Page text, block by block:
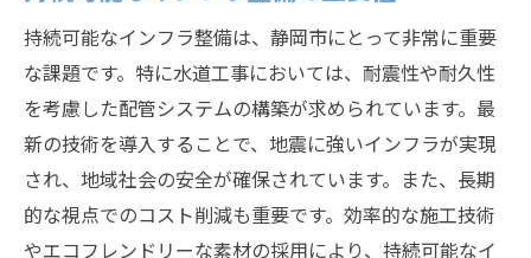
持続可能なインフラ整備は、静岡市にとって非常に重要
な課題です。特に水道工事においては、耐震性や耐久性
を考慮した配管システムの構築が求められています。最
新の技術を導入することで、地震に強いインフラが実現
され、地域社会の安全が確保されています。また、長期
的な視点でのコスト削減も重要です。効率的な施工技術
やエコフレンドリーな素材の採用により、持続可能なイ